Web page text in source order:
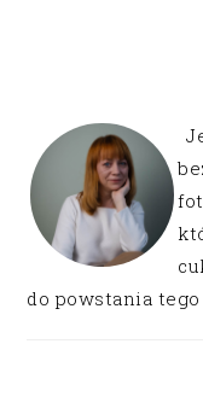
do powstania tego